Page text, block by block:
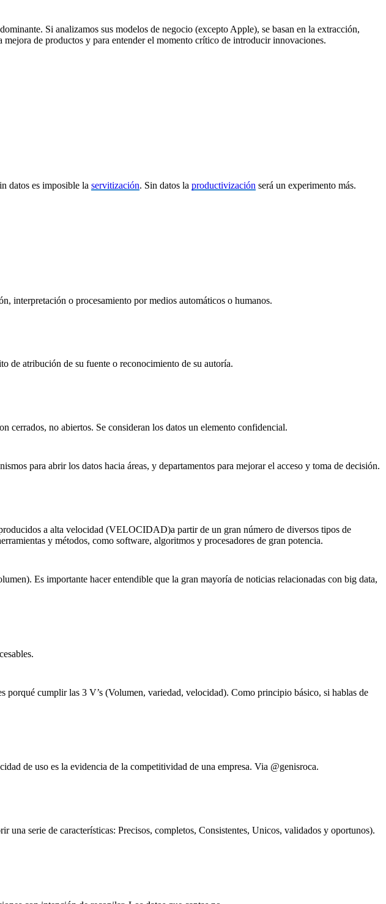
Si analizamos sus modelos de negocio (excepto Apple), se basan en la extracción,
de productos y para entender el momento crítico de introducir innovaciones.
datos es imposible la servitización. Sin datos la productivización será un experimento más.
interpretación o procesamiento por medios automáticos o humanos.
de atribución de su fuente o reconocimiento de su autoría.
cerrados, no abiertos. Se consideran los datos un elemento confidencial.
para abrir los datos hacia áreas, y departamentos para mejorar el acceso y toma de decisión.
a alta velocidad (VELOCIDAD)a partir de un gran número de diversos tipos de
y métodos, como software, algoritmos y procesadores de gran potencia.
Es importante hacer entendible que la gran mayoría de noticias relacionadas con big data,
porqué cumplir las 3 V’s (Volumen, variedad, velocidad). Como principio básico, si hablas de
de uso es la evidencia de la competitividad de una empresa. Via @genisroca.
una serie de características: Precisos, completos, Consistentes, Unicos, validados y oportunos).